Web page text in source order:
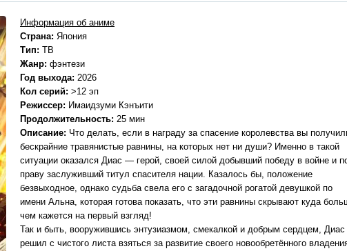
Информация об аниме
Страна: Япония
Тип: ТВ
Жанр: фэнтези
Год выхода: 2026
Кол серий: >12 эп
Режиссер: Имаидзуми Кэнъити
Продолжительность: 25 мин
Описание: Что делать, если в награду за спасение королевства вы
бескрайние травянистые равнины, на которых нет ни души? Именно в такой
ситуации оказался Диас — герой, своей силой добывший победу в войне и
праву заслуживший титул спасителя нации. Казалось бы, положение
безвыходное, однако судьба свела его с загадочной рогатой девушкой по
имени Альна, которая готова показать, что эти равнины скрывают куда
чем кажется на первый взгляд!
Так и быть, вооружившись энтузиазмом, смекалкой и добрым сердцем, Диас
решил с чистого листа взяться за развитие своего новообретённого